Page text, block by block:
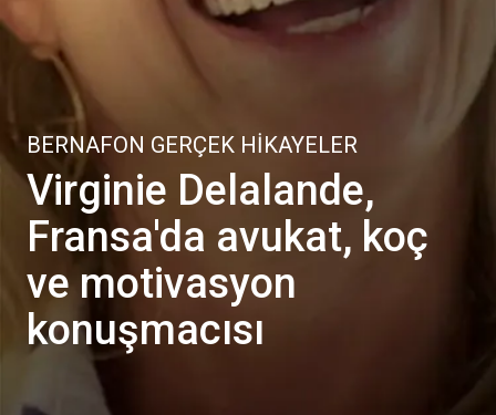
BERNAFON GERÇEK HIKAYELER
Virginie Delalande,
Fransa'da avukat, koç
ve motivasyon
konuşmacısı